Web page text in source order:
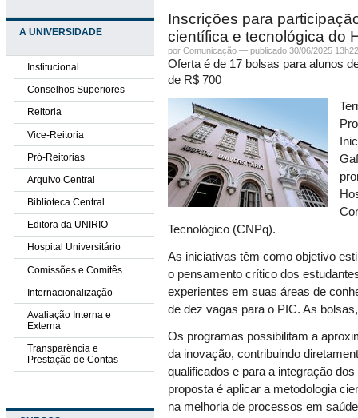
A UNIVERSIDADE
Institucional
Conselhos Superiores
Reitoria
Vice-Reitoria
Pró-Reitorias
Arquivo Central
Biblioteca Central
Editora da UNIRIO
Hospital Universitário
Comissões e Comitês
Internacionalização
Avaliação Interna e
Externa
Transparência e
Prestação de Contas
Inscrições para
científica e tecnológica do
porComunicação —publicado 30/06/2025
Oferta é de 17 bolsas para alunos
de R$ 700
Tecnológico (CNPq).
As iniciativas têm como objetivo
o pensamento crítico dos
experientes em suas áreas de
de dez vagas para o PIC. As
Os programas possibilitam a
da inovação, contribuindo
qualificados e para a integração
proposta é aplicar a metodologia
na melhoria de processos em